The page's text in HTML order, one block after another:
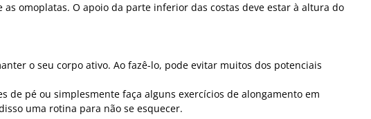
omoplatas. O apoio da parte inferior das costas deve estar à altura do
o seu corpo ativo. Ao fazê-lo, pode evitar muitos dos potenciais
de pé ou simplesmente faça alguns exercícios de alongamento em
uma rotina para não se esquecer.